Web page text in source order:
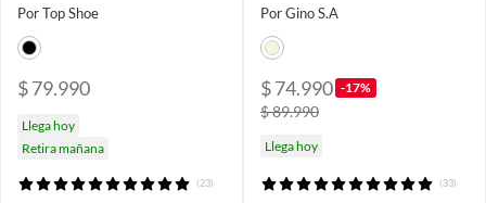
Por Top Shoe
$ 79.990
Llega hoy
Retira mañana
(23)
Por Gino S.A
$ 74.990 -17%
$ 89.990
Llega hoy
(33)